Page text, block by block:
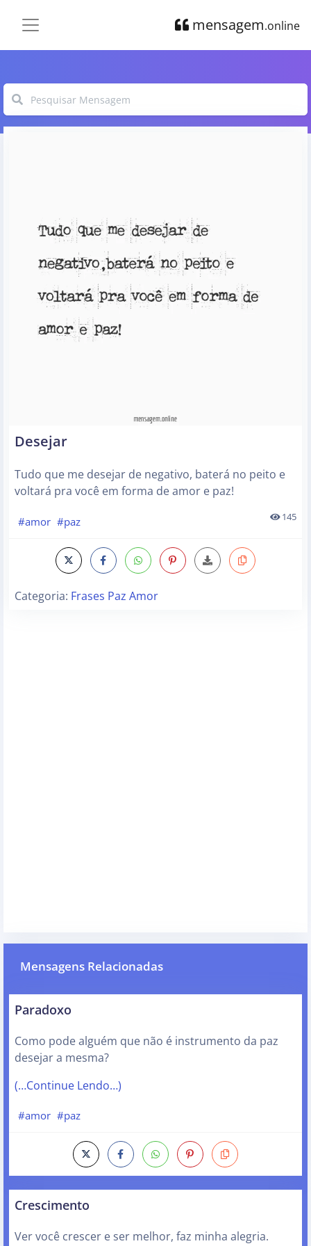
mensagem.online
Desejar
Tudo que me desejar de negativo, baterá no peito e
voltará pra você em forma de amor e paz!
#amor #paz 145
Categoria: Frases Paz Amor
Mensagens Relacionadas
Paradoxo
Como pode alguém que não é instrumento da paz
desejar a mesma?
(…Continue Lendo…)
#amor #paz
Crescimento
Ver você crescer e ser melhor, faz minha alegria.